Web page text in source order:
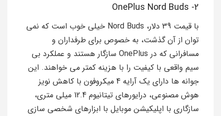
2- OnePlus Nord Buds
با قیمت 39 دلار، Nord Buds خیلی خوب است که نمی
توان از آن گذشت، به خصوص برای طرفداران و
مسافرانی که در OnePlus سازگار هستند و عملکرد بی
سیم واقعی با کیفیت را با هزینه کمتر می خواهند. این
جوانه ها دارای یک آرایه 4 میکروفون با کاهش نویز
هوش مصنوعی، درایورهای تیتانیوم 12.4 میلی متری،
سازگاری با اپلیکیشن موبایل با ابزارهای شخصی سازی